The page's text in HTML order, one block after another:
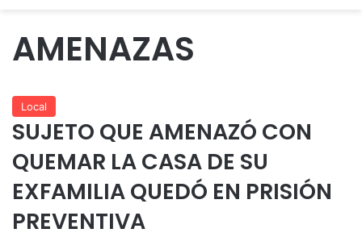
AMENAZAS
Local
SUJETO QUE AMENAZÓ CON
QUEMAR LA CASA DE SU
EXFAMILIA QUEDÓ EN PRISIÓN
PREVENTIVA